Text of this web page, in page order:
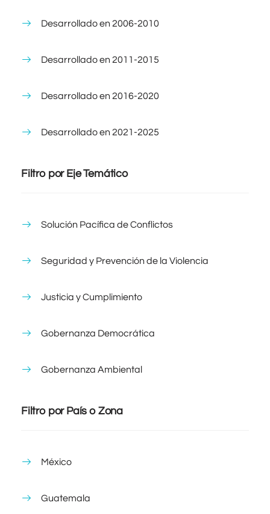
Desarrollado en 2006-2010
Desarrollado en 2011-2015
Desarrollado en 2016-2020
Desarrollado en 2021-2025
Filtro por Eje Temático
Solución Pacífica de Conflictos
Seguridad y Prevención de la Violencia
Justicia y Cumplimiento
Gobernanza Democrática
Gobernanza Ambiental
Filtro por País o Zona
México
Guatemala